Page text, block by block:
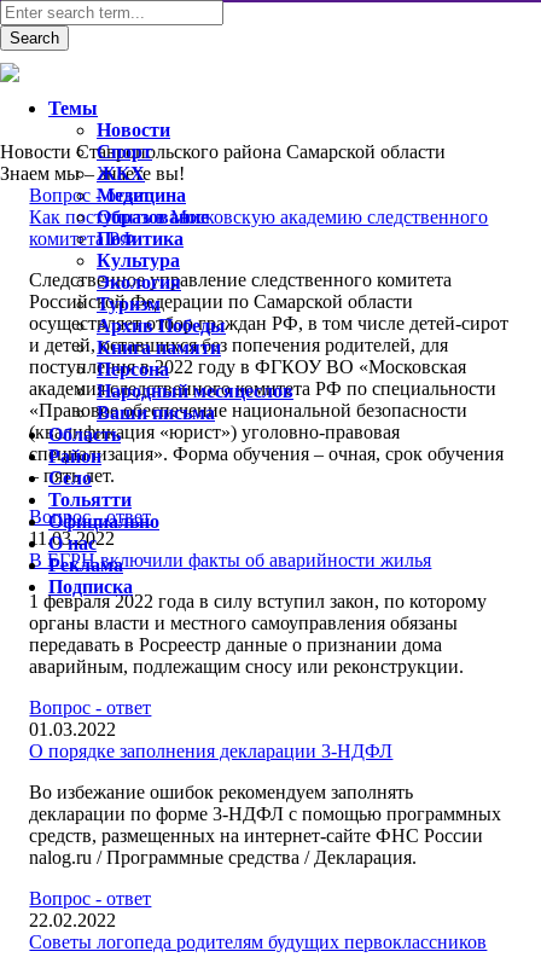
Новости Ставропольского района Самарской области
Знаем мы – знаете вы!
Вопрос - ответ
Как поступить в Московскую академию следственного
комитета РФ
Следственное управление следственного комитета
Российской Федерации по Самарской области
осуществляет отбор граждан РФ, в том числе детей-сирот
и детей, оставшихся без попечения родителей, для
поступления в 2022 году в ФГКОУ ВО «Московская
академия следственного комитета РФ по специальности
«Правовое обеспечение национальной безопасности
(квалификация «юрист») уголовно-правовая
специализация». Форма обучения – очная, срок обучения
– пять лет.
Вопрос - ответ
11.03.2022
В ЕГРН включили факты об аварийности жилья
1 февраля 2022 года в силу вступил закон, по которому
органы власти и местного самоуправления обязаны
передавать в Росреестр данные о признании дома
аварийным, подлежащим сносу или реконструкции.
Вопрос - ответ
01.03.2022
О порядке заполнения декларации 3-НДФЛ
Во избежание ошибок рекомендуем заполнять
декларации по форме 3-НДФЛ с помощью программных
средств, размещенных на интернет-сайте ФНС России
nalog.ru / Программные средства / Декларация.
Вопрос - ответ
22.02.2022
Советы логопеда родителям будущих первоклассников
Темы
Новости
Спорт
ЖКХ
Медицина
Образование
Политика
Культура
Экология
Туризм
Архив Победы
Книга памяти
Персона
Народный месяцеслов
Ваши письма
Область
Район
Село
Тольятти
Официально
О нас
Реклама
Подписка